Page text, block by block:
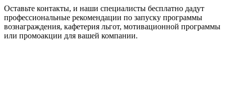
Оставьте контакты, и наши специалисты бесплатно дадут
профессиональные рекомендации по запуску программы
вознаграждения, кафетерия льгот, мотивационной программы
или промоакции для вашей компании.